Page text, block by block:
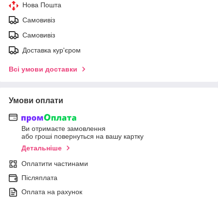
Нова Пошта
Самовивіз
Самовивіз
Доставка кур'єром
Всі умови доставки
Умови оплати
Ви отримаєте замовлення
або гроші повернуться на вашу картку
Детальніше
Оплатити частинами
Післяплата
Оплата на рахунок